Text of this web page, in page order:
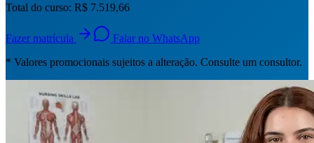
Total do curso: R$ 7.519,66
Fazer matrícula
Falar no WhatsApp
* Valores promocionais sujeitos a alteração. Consulte um consultor.